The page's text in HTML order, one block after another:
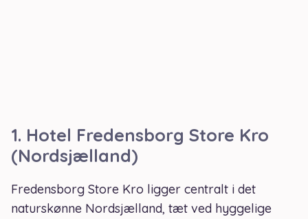
1. Hotel Fredensborg Store Kro
(Nordsjælland)
Fredensborg Store Kro ligger centralt i det
naturskønne Nordsjælland, tæt ved hyggelige